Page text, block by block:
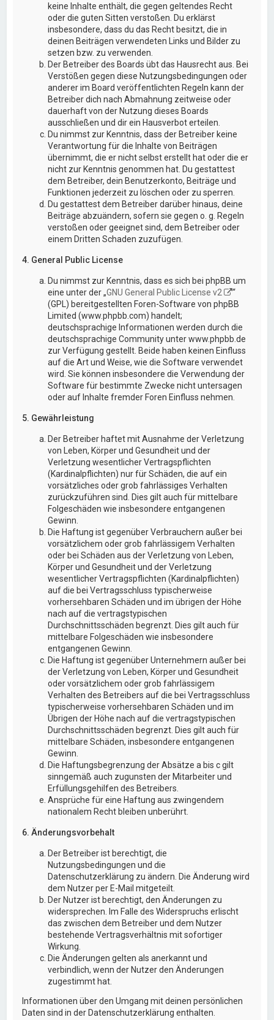
keine Inhalte enthält, die gegen geltendes Recht
oder die guten Sitten verstoßen. Du erklärst
insbesondere, dass du das Recht besitzt, die in
deinen Beiträgen verwendeten Links und Bilder zu
setzen bzw. zu verwenden.
Der Betreiber des Boards übt das Hausrecht aus. Bei
Verstößen gegen diese Nutzungsbedingungen oder
anderer im Board veröffentlichten Regeln kann der
Betreiber dich nach Abmahnung zeitweise oder
dauerhaft von der Nutzung dieses Boards
ausschließen und dir ein Hausverbot erteilen.
Du nimmst zur Kenntnis, dass der Betreiber keine
Verantwortung für die Inhalte von Beiträgen
übernimmt, die er nicht selbst erstellt hat oder die er
nicht zur Kenntnis genommen hat. Du gestattest
dem Betreiber, dein Benutzerkonto, Beiträge und
Funktionen jederzeit zu löschen oder zu sperren.
Du gestattest dem Betreiber darüber hinaus, deine
Beiträge abzuändern, sofern sie gegen o. g. Regeln
verstoßen oder geeignet sind, dem Betreiber oder
einem Dritten Schaden zuzufügen.
4. General Public License
Du nimmst zur Kenntnis, dass es sich bei phpBB um
eine unter der „GNU General Public License v2
“
(GPL) bereitgestellten Foren-Software von phpBB
Limited (www.phpbb.com) handelt;
deutschsprachige Informationen werden durch die
deutschsprachige Community unter www.phpbb.de
zur Verfügung gestellt. Beide haben keinen Einfluss
auf die Art und Weise, wie die Software verwendet
wird. Sie können insbesondere die Verwendung der
Software für bestimmte Zwecke nicht untersagen
oder auf Inhalte fremder Foren Einfluss nehmen.
5. Gewährleistung
Der Betreiber haftet mit Ausnahme der Verletzung
von Leben, Körper und Gesundheit und der
Verletzung wesentlicher Vertragspflichten
(Kardinalpflichten) nur für Schäden, die auf ein
vorsätzliches oder grob fahrlässiges Verhalten
zurückzuführen sind. Dies gilt auch für mittelbare
Folgeschäden wie insbesondere entgangenen
Gewinn.
Die Haftung ist gegenüber Verbrauchern außer bei
vorsätzlichem oder grob fahrlässigem Verhalten
oder bei Schäden aus der Verletzung von Leben,
Körper und Gesundheit und der Verletzung
wesentlicher Vertragspflichten (Kardinalpflichten)
auf die bei Vertragsschluss typischerweise
vorhersehbaren Schäden und im übrigen der Höhe
nach auf die vertragstypischen
Durchschnittsschäden begrenzt. Dies gilt auch für
mittelbare Folgeschäden wie insbesondere
entgangenen Gewinn.
Die Haftung ist gegenüber Unternehmern außer bei
der Verletzung von Leben, Körper und Gesundheit
oder vorsätzlichem oder grob fahrlässigem
Verhalten des Betreibers auf die bei Vertragsschluss
typischerweise vorhersehbaren Schäden und im
Übrigen der Höhe nach auf die vertragstypischen
Durchschnittsschäden begrenzt. Dies gilt auch für
mittelbare Schäden, insbesondere entgangenen
Gewinn.
Die Haftungsbegrenzung der Absätze a bis c gilt
sinngemäß auch zugunsten der Mitarbeiter und
Erfüllungsgehilfen des Betreibers.
Ansprüche für eine Haftung aus zwingendem
nationalem Recht bleiben unberührt.
6. Änderungsvorbehalt
Der Betreiber ist berechtigt, die
Nutzungsbedingungen und die
Datenschutzerklärung zu ändern. Die Änderung wird
dem Nutzer per E-Mail mitgeteilt.
Der Nutzer ist berechtigt, den Änderungen zu
widersprechen. Im Falle des Widerspruchs erlischt
das zwischen dem Betreiber und dem Nutzer
bestehende Vertragsverhältnis mit sofortiger
Wirkung.
Die Änderungen gelten als anerkannt und
verbindlich, wenn der Nutzer den Änderungen
zugestimmt hat.
Informationen über den Umgang mit deinen persönlichen
Daten sind in der Datenschutzerklärung enthalten.